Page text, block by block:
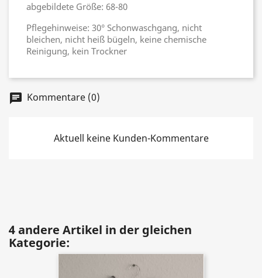
abgebildete Größe: 68-80
Pflegehinweise: 30° Schonwaschgang, nicht
bleichen, nicht heiß bügeln, keine chemische
Reinigung, kein Trockner
chat Kommentare (0)
Aktuell keine Kunden-Kommentare
4 andere Artikel in der gleichen
Kategorie: